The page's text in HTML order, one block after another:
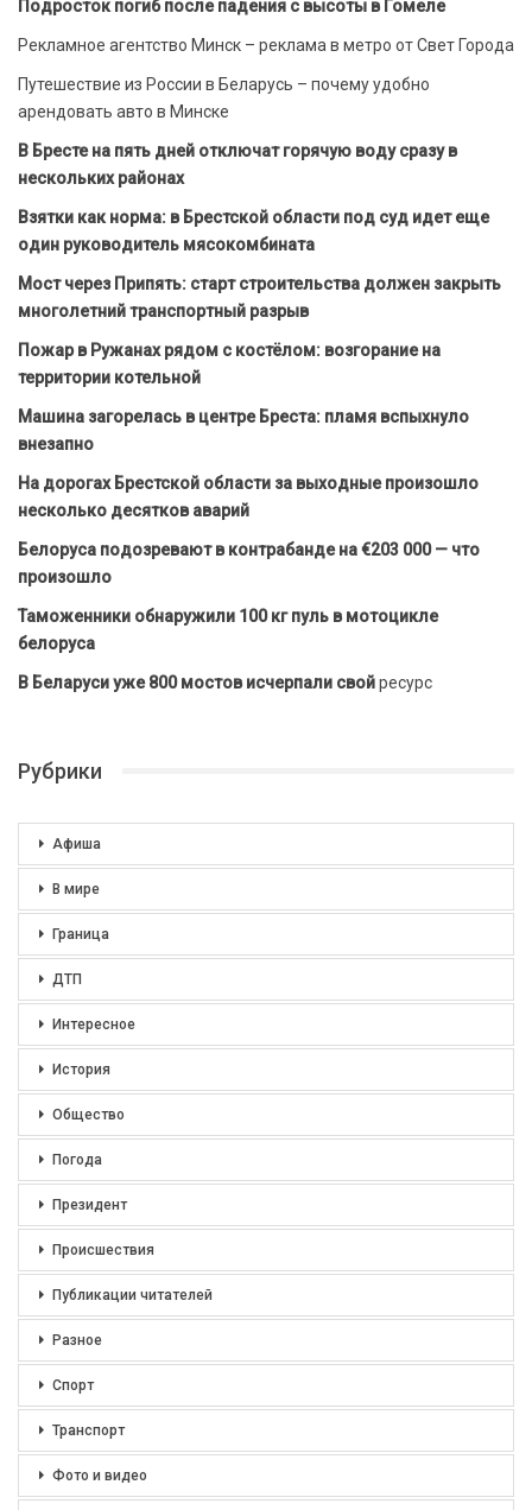
Подросток погиб после падения с высоты в Гомеле
Рекламное агентство Минск – реклама в метро от Свет Города
Путешествие из России в Беларусь – почему удобно
арендовать авто в Минске
В Бресте на пять дней отключат горячую воду сразу в
нескольких районах
Взятки как норма: в Брестской области под суд идет еще
один руководитель мясокомбината
Мост через Припять: старт строительства должен закрыть
многолетний транспортный разрыв
Пожар в Ружанах рядом с костёлом: возгорание на
территории котельной
Машина загорелась в центре Бреста: пламя вспыхнуло
внезапно
На дорогах Брестской области за выходные произошло
несколько десятков аварий
Белоруса подозревают в контрабанде на €203 000 — что
произошло
Таможенники обнаружили 100 кг пуль в мотоцикле
белоруса
В Беларуси уже 800 мостов исчерпали свойресурс
Рубрики
Афиша
В мире
Граница
ДТП
Интересное
История
Общество
Погода
Президент
Происшествия
Публикации читателей
Разное
Спорт
Транспорт
Фото и видео